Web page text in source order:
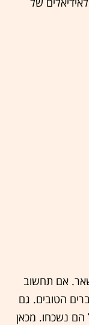
אם תחשוב
תיזכר בדברים הטובים. גם
אבל הם נשכחו. מכאן